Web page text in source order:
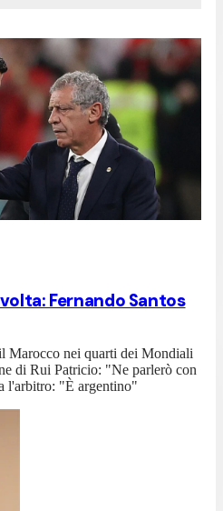
Fernando Santos
Marocco nei quarti dei Mondiali
di Rui Patricio: "Ne parlerò con
l'arbitro: "È argentino"